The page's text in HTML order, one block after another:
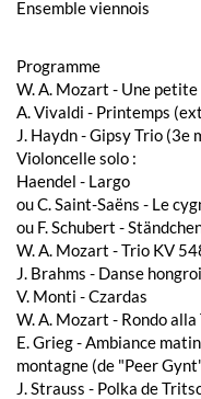
Ensemble viennois
Programme
W. A. Mozart - Une
A. Vivaldi - Printemps
J. Haydn - Gipsy Trio (3e
Violoncelle solo :
Haendel - Largo
ou C. Saint-Saëns - Le
ou F. Schubert -
W. A. Mozart - Trio KV
J. Brahms - Danse
V. Monti - Czardas
W. A. Mozart - Rondo alla
E. Grieg - Ambiance
montagne (de "Peer
J. Strauss - Polka de